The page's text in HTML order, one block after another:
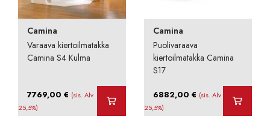
Camina
Varaava kiertoilmatakka
Camina S4 Kulma
7769,00€ (sis. Alv
25,5%)
Camina
Puolivaraava
kiertoilmatakka Camina
S17
6882,00€ (sis. Alv
25,5%)